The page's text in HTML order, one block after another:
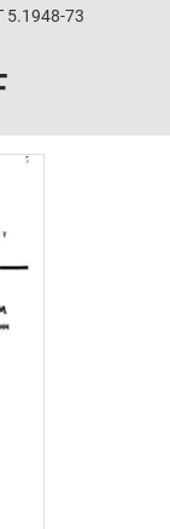
5.1948-73